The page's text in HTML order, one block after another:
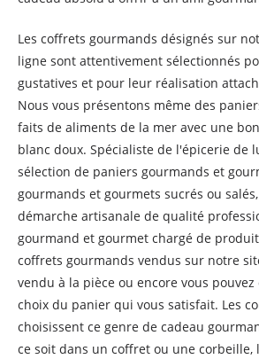
Les coffrets gourmands désignés sur
ligne sont attentivement sélectionnés
gustatives et pour leur réalisation
Nous vous présentons même des
faits de aliments de la mer avec une
blanc doux. Spécialiste de l'épicerie de
sélection de paniers gourmands et
gourmands et gourmets sucrés ou
démarche artisanale de qualité
gourmand et gourmet chargé de
coffrets gourmands vendus sur notre
vendu à la pièce ou encore vous
choix du panier qui vous satisfait. Les
choisissent ce genre de cadeau
ce soit dans un coffret ou une corbeille,